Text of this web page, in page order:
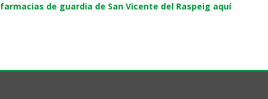
farmacias de guardia de San Vicente del Raspeig aquí